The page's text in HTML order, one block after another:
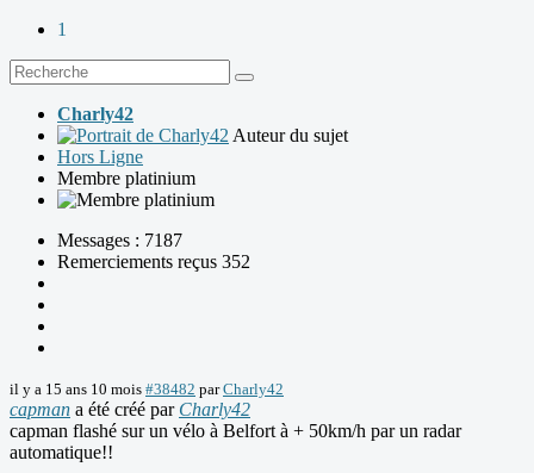
1
Charly42
Auteur du sujet
Hors Ligne
Membre platinium
Messages : 7187
Remerciements reçus 352
il y a 15 ans 10 mois #38482 parCharly42
capman a été créé par Charly42
capman flashé sur un vélo à Belfort à + 50km/h par un radar
automatique!!